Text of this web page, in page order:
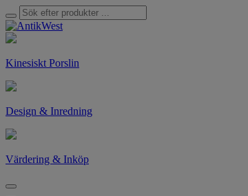
Kinesiskt Porslin
Design & Inredning
Värdering & Inköp